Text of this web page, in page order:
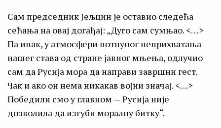
Сам председник Јељцин је оставио следећа
сећања на овај догађај: „Дуго сам сумњао. <…>
Па ипак, у атмосфери потпуног неприхватања
нашег става од стране јавног мњења, одлучио
сам да Русија мора да направи завршни гест.
Чак и ако он нема никакав војни значај. <…>
Победили смо у главном — Русија није
дозволила да изгуби моралну битку“.